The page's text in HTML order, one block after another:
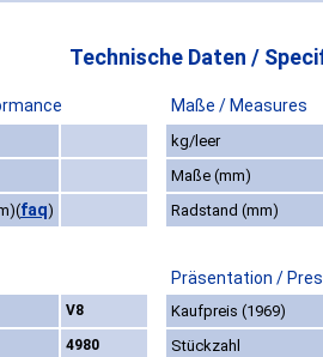
Technische Daten /
Maße / Measures
kg/leer
Maße (mm)
(faq) Radstand (mm)
Präsentation /
V8
Kaufpreis (1969)
4980
Stückzahl